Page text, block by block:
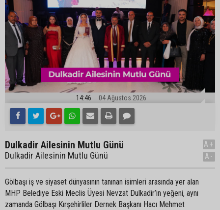
14:46 04 Ağustos 2026
Dulkadir Ailesinin Mutlu Günü
Dulkadir Ailesinin Mutlu Günü
A+
A-
Gölbaşı iş ve siyaset dünyasının tanınan isimleri arasında yer alan
MHP Belediye Eski Meclis Üyesi Nevzat Dulkadir’in yeğeni, aynı
zamanda Gölbaşı Kırşehirliler Dernek Başkanı Hacı Mehmet